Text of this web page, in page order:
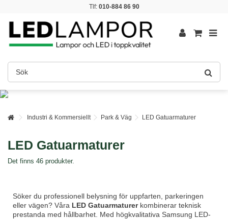
Tlf: 010-884 86 90
Industri & Kommersiellt Park & Väg LED Gatuarmaturer
LED Gatuarmaturer
Det finns 46 produkter.
Söker du professionell belysning för uppfarten, parkeringen
eller vägen? Våra LED Gatuarmaturerkombinerar teknisk
prestanda med hållbarhet. Med högkvalitativa Samsung LED-